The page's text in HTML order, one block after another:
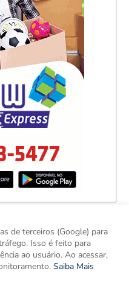
de terceiros (Google) para
Isso é feito para
ao usuário. Ao acessar,
Saiba Mais